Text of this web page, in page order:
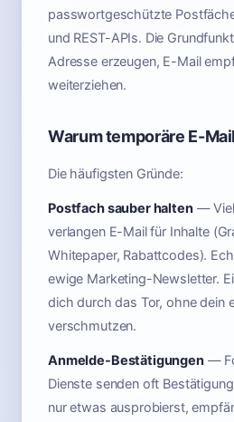
passwortgeschützte
und REST-APIs. Die
Adresse erzeugen, E-Mail
weiterziehen.
Warum temporäre E-
Die häufigsten Gründe:
Postfach sauber halten—
verlangen E-Mail für Inhalte
Whitepaper, Rabattcodes).
ewige Marketing-Newsletter.
dich durch das Tor, ohne dein
verschmutzen.
Anmelde-Bestätigungen—
Dienste senden oft
nur etwas ausprobierst,